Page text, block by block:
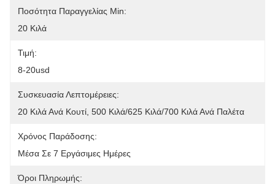
Ποσότητα Παραγγελίας Min:
20 Κιλά
Τιμή:
8-20usd
Συσκευασία Λεπτομέρειες:
20 Κιλά Ανά Κουτί, 500 Κιλά/625 Κιλά/700 Κιλά Ανά Παλέτα
Χρόνος Παράδοσης:
Μέσα Σε 7 Εργάσιμες Ημέρες
Όροι Πληρωμής: